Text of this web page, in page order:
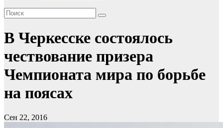
В Черкесске состоялось
чествование призера
Чемпионата мира по борьбе
на поясах
Сен 22, 2016